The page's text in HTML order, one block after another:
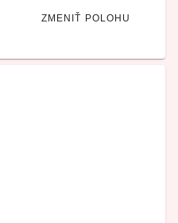
ZMENIŤ POLOHU